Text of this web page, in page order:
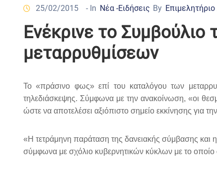
25/02/2015 - In Νέα -Ειδήσεις By
Ενέκρινε το
μεταρρυθμίσεων
To «πράσινο φως» επί του καταλόγου των
τηλεδιάσκεψης. Σύμφωνα με την ανακοίνωση, «οι
ώστε να αποτελέσει αξιόπιστο σημείο εκκίνησης για
«Η τετράμηνη παράταση της δανειακής σύμβασης και
σύμφωνα με σχόλιο κυβερνητικών κύκλων με το οποίο